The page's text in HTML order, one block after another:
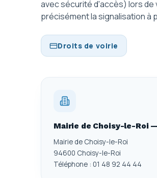
avec sécurité d'accès) lors de
précisément la signalisation à
Droits de voirie
Mairie de Choisy-le-Roi
Mairie de Choisy-le-Roi
94600 Choisy-le-Roi
Téléphone : 01 48 92 44 44